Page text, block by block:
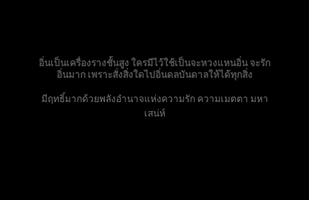
อิ่นเป็นเครื่องรางชั้นสูง ใครมีไว้ใช้เป็นจะหวงแหนอิ่น จะรัก
อิ่นมาก เพราะสั่งสิ่งใดไปอิ่นดลบันดาลให้ได้ทุกสิ่ง
มีฤทธิ์มากด้วยพลังอำนาจแห่งความรัก ความเมตตา มหา
เสน่ห์